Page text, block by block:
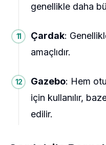
genellikle daha
Çardak:
amaçlıdır.
Gazebo: Hem
için kullanılır,
edilir.